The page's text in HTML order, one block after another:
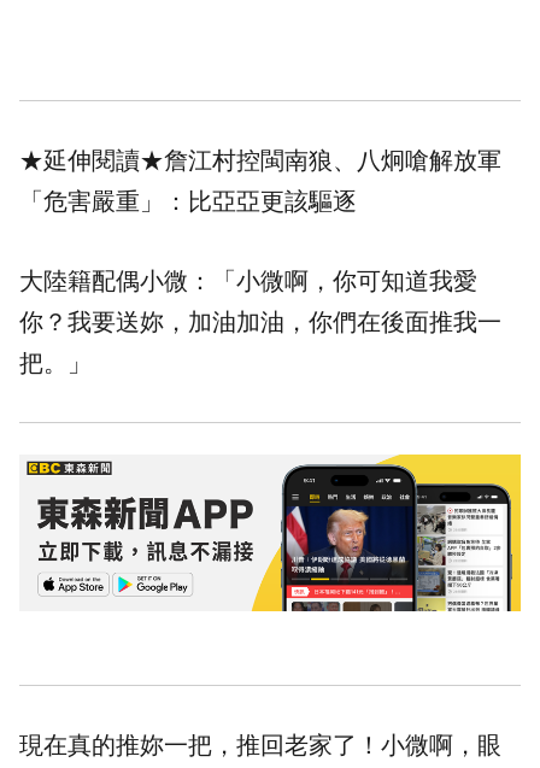
★延伸閱讀★詹江村控閩南狼、八炯嗆解放軍
「危害嚴重」：比亞亞更該驅逐
大陸籍配偶小微：「小微啊，你可知道我愛
你？我要送妳，加油加油，你們在後面推我一
把。」
現在真的推妳一把，推回老家了！小微啊，眼